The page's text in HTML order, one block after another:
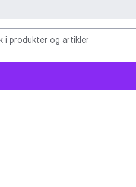
i produkter og artikler